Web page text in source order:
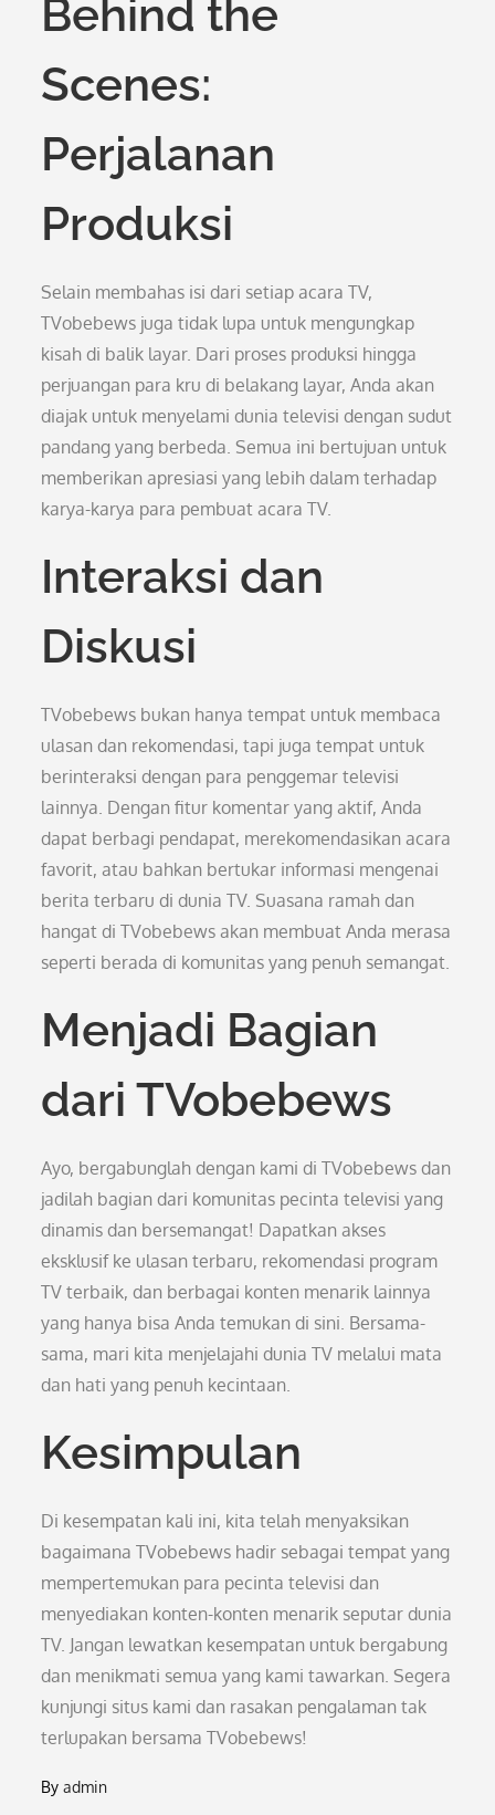
Behind the
Scenes:
Perjalanan
Produksi
Selain membahas isi dari setiap acara TV,
TVobebews juga tidak lupa untuk mengungkap
kisah di balik layar. Dari proses produksi hingga
perjuangan para kru di belakang layar, Anda akan
diajak untuk menyelami dunia televisi dengan sudut
pandang yang berbeda. Semua ini bertujuan untuk
memberikan apresiasi yang lebih dalam terhadap
karya-karya para pembuat acara TV.
Interaksi dan
Diskusi
TVobebews bukan hanya tempat untuk membaca
ulasan dan rekomendasi, tapi juga tempat untuk
berinteraksi dengan para penggemar televisi
lainnya. Dengan fitur komentar yang aktif, Anda
dapat berbagi pendapat, merekomendasikan acara
favorit, atau bahkan bertukar informasi mengenai
berita terbaru di dunia TV. Suasana ramah dan
hangat di TVobebews akan membuat Anda merasa
seperti berada di komunitas yang penuh semangat.
Menjadi Bagian
dari TVobebews
Ayo, bergabunglah dengan kami di TVobebews dan
jadilah bagian dari komunitas pecinta televisi yang
dinamis dan bersemangat! Dapatkan akses
eksklusif ke ulasan terbaru, rekomendasi program
TV terbaik, dan berbagai konten menarik lainnya
yang hanya bisa Anda temukan di sini. Bersama-
sama, mari kita menjelajahi dunia TV melalui mata
dan hati yang penuh kecintaan.
Kesimpulan
Di kesempatan kali ini, kita telah menyaksikan
bagaimana TVobebews hadir sebagai tempat yang
mempertemukan para pecinta televisi dan
menyediakan konten-konten menarik seputar dunia
TV. Jangan lewatkan kesempatan untuk bergabung
dan menikmati semua yang kami tawarkan. Segera
kunjungi situs kami dan rasakan pengalaman tak
terlupakan bersama TVobebews!
Byadmin